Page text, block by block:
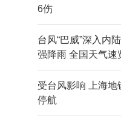
6伤
台风“巴威”深入内
强降雨 全国天气速
受台风影响 上海
停航